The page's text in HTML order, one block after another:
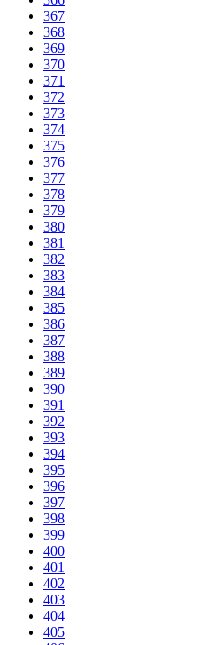
367
368
369
370
371
372
373
374
375
376
377
378
379
380
381
382
383
384
385
386
387
388
389
390
391
392
393
394
395
396
397
398
399
400
401
402
403
404
405